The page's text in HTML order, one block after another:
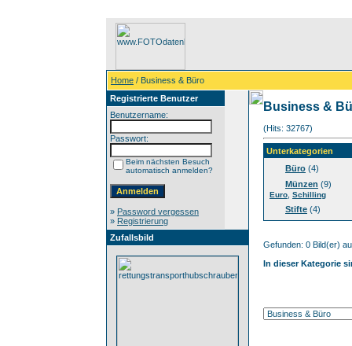
Home / Business & Büro
Registrierte Benutzer
Benutzername:
Passwort:
Beim nächsten Besuch
automatisch anmelden?
» Password vergessen
» Registrierung
Zufallsbild
Business &
(Hits: 32767)
Unterkategorien
Büro (4)
Münzen (9)
Euro Schilling
Stifte (4)
Gefunden: 0 Bild(er)
In dieser Kategorie